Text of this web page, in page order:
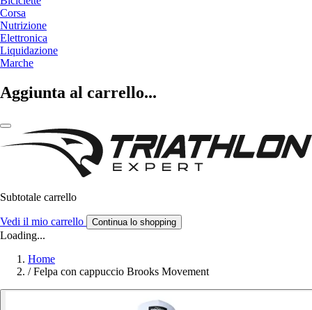
Corsa
Nutrizione
Elettronica
Liquidazione
Marche
Aggiunta al carrello...
Subtotale carrello
Vedi il mio carrello Continua lo shopping
Loading...
Home
/ Felpa con cappuccio Brooks Movement